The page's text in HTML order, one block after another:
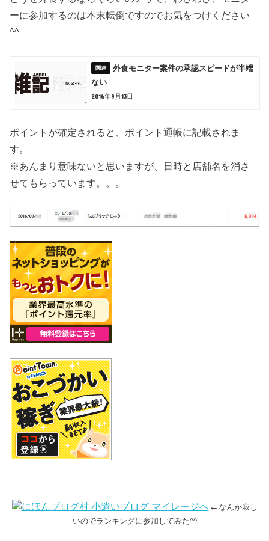
ーに参加するのは本末転倒ですのでお気をつけください
^^
外食モニター案件の承認スピードが半端
ない
2016年9月13日
ポイントが確定されると、ポイント通帳に記載されま
す。
※あんまり意味ないと思いますが、日時と店舗名を消さ
せてもらっています。。。
← なんか寂し
いのでランキングに参加してみた^^